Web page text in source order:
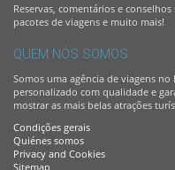
Reservas, comentários e
pacotes de viagens e muito mais!
QUEM NÓS SOMOS
Somos uma agência de viagens
personalizado com qualidade e
mostrar as mais belas atrações
Condições gerais
Quiénes somos
Privacy and Cookies
Sitemap